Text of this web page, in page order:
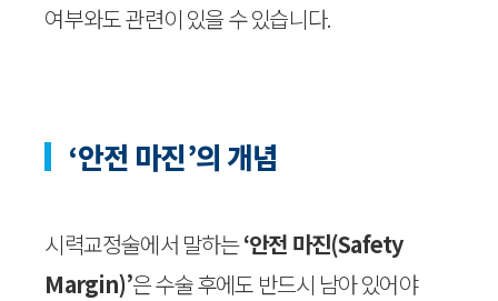
여부와도 관련이 있을 수 있습니다.
‘안전 마진’의 개념
시력교정술에서 말하는‘안전 마진(Safety
Margin)’은 수술 후에도 반드시 남아 있어야